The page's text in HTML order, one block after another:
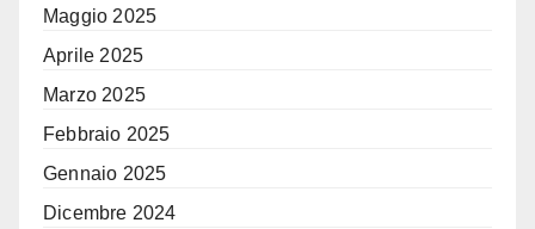
Maggio 2025
Aprile 2025
Marzo 2025
Febbraio 2025
Gennaio 2025
Dicembre 2024